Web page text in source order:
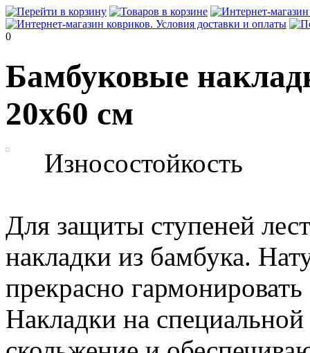
0
Бамбуковые
20x60 см
Износостойкость
Для защиты ступеней
накладки из бамбука.
прекрасно
Накладки на